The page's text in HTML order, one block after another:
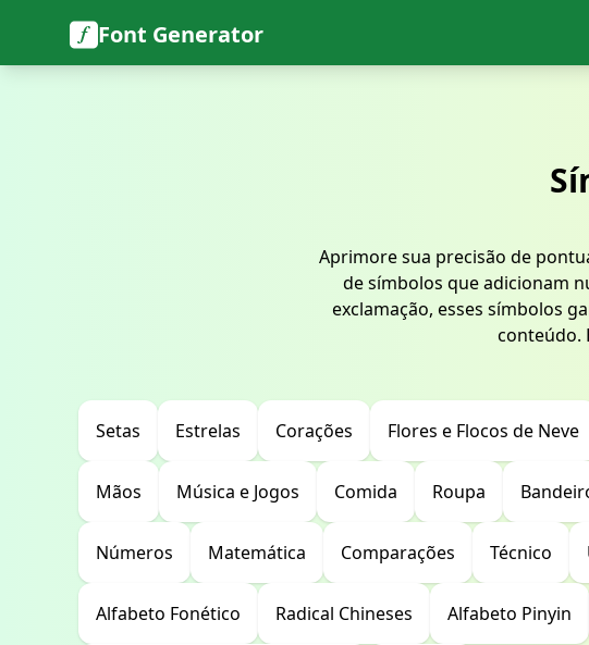
Font Generator
Aprimore sua precisão de
de símbolos que adicionam
exclamação, esses símbolos
conteúdo.
Setas Estrelas Corações Flores e Flocos de Neve
Mãos Música e Jogos Comida Roupa
Números Matemática Comparações Técnico
Alfabeto Fonético Radical Chineses Alfabeto Pinyin